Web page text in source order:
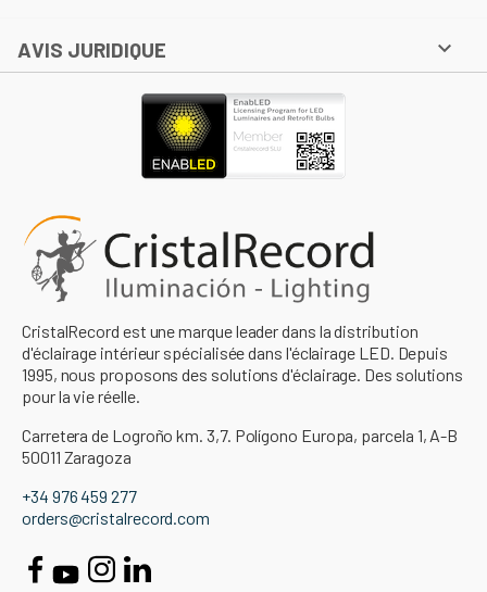
AVIS JURIDIQUE 
CristalRecord est une marque leader dans la distribution
d'éclairage intérieur spécialisée dans l'éclairage LED. Depuis
1995, nous proposons des solutions d'éclairage. Des solutions
pour la vie réelle.
Carretera de Logroño km. 3,7. Polígono Europa, parcela 1, A-B
50011 Zaragoza
+34 976 459 277
orders@cristalrecord.com